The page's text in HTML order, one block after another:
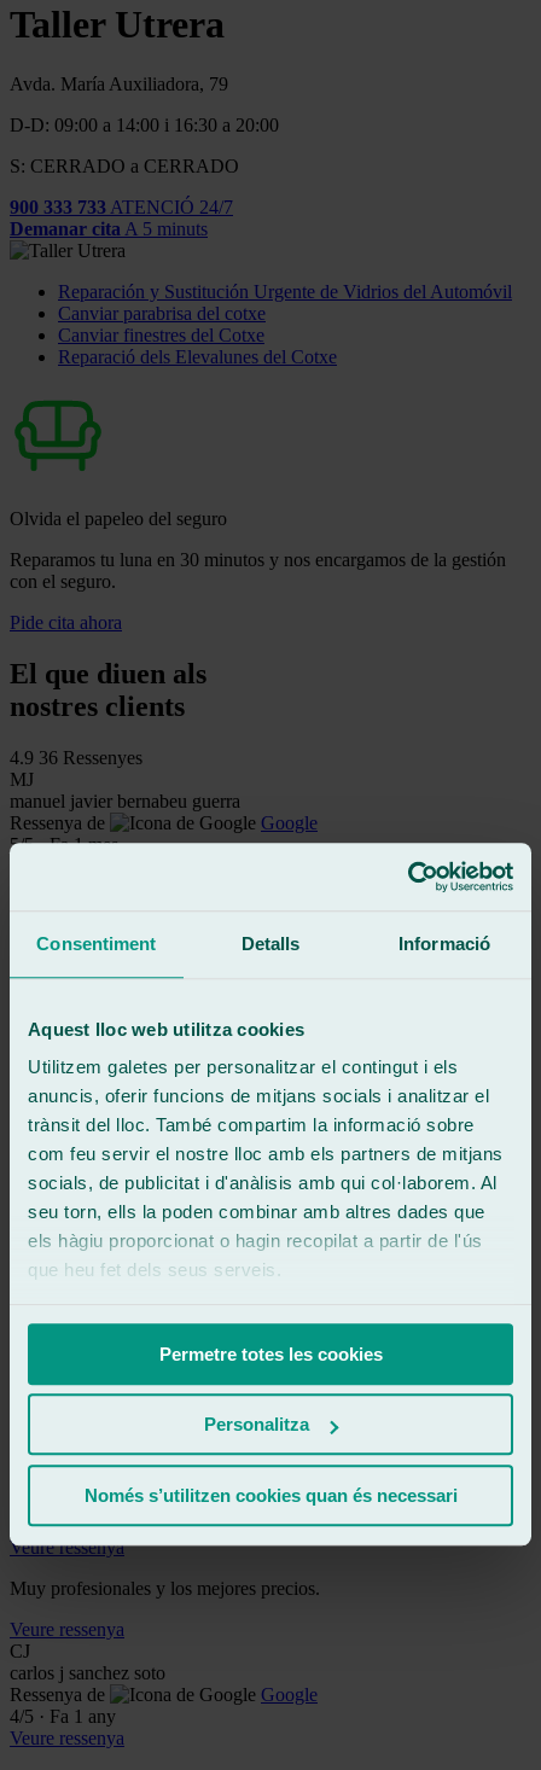
Consentiment Detalls Informació
Aquest lloc web utilitza cookies
Utilitzem galetes per personalitzar el contingut i els
anuncis, oferir funcions de mitjans socials i analitzar el
trànsit del lloc. També compartim la informació sobre
com feu servir el nostre lloc amb els partners de mitjans
socials, de publicitat i d'anàlisis amb qui col·laborem. Al
seu torn, ells la poden combinar amb altres dades que
els hàgiu proporcionat o hagin recopilat a partir de l'ús
que heu fet dels seus serveis.
Permetre totes les cookies
Personalitza
Només s’utilitzen cookies quan és necessari
Taller Utrera
Avda. María Auxiliadora, 79
D-D: 09:00 a 14:00 i 16:30 a 20:00
S: CERRADO a CERRADO
900 333 733 ATENCIÓ 24/7
Demanar cita A 5 minuts
Reparación y Sustitución Urgente de Vidrios del Automóvil
Canviar parabrisa del cotxe
Canviar finestres del Cotxe
Reparació dels Elevalunes del Cotxe
Olvida el papeleo del seguro
Reparamos tu luna en 30 minutos y nos encargamos de la gestión
con el seguro.
Pide cita ahora
El que diuen als
nostres clients
4.9 36 Ressenyes
MJ
manuel javier bernabeu guerra
Ressenya de
Google
5/5· Fa 1 mes
Veure ressenya
/5· Fa 3 mesos
Veure ressenya
Muy buena atención, buen servicio y un trabajo excelente. Lo
recomiendo.
Veure ressenya
cm
carlos marcus fecama
Ressenya de
/5· Fa 5 mesos
Veure ressenya
espectacular y se encargaron de la gestión con el seguro , lo
recomiendo y ya tienen un cliente , el chico muy atento , creo se
Ay
Ressenya de
Google
/5· Fa 1 any
Veure ressenya
Muy profesionales y los mejores precios.
Veure ressenya
CJ
carlos j sanchez soto
Ressenya de
Google
4/5 · Fa 1 any
Veure ressenya